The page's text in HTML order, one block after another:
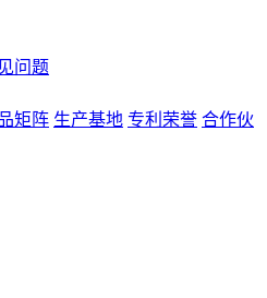
问题
矩阵 生产基地 专利荣誉 合作伙